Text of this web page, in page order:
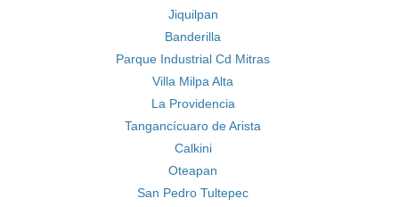
Jiquilpan
Banderilla
Parque Industrial Cd Mitras
Villa Milpa Alta
La Providencia
Tangancícuaro de Arista
Calkini
Oteapan
San Pedro Tultepec